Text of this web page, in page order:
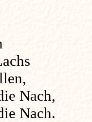
Nach,
Nach.